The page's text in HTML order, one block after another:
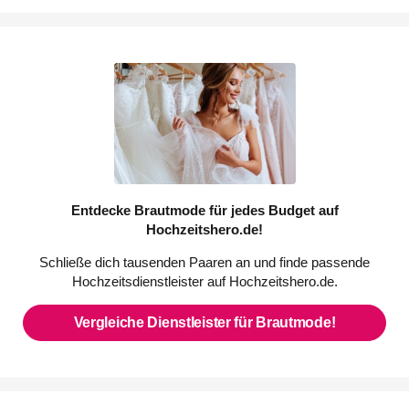
Entdecke Brautmode für jedes Budget auf
Hochzeitshero.de!
Schließe dich tausenden Paaren an und finde passende
Hochzeitsdienstleister auf Hochzeitshero.de.
Vergleiche Dienstleister für Brautmode!